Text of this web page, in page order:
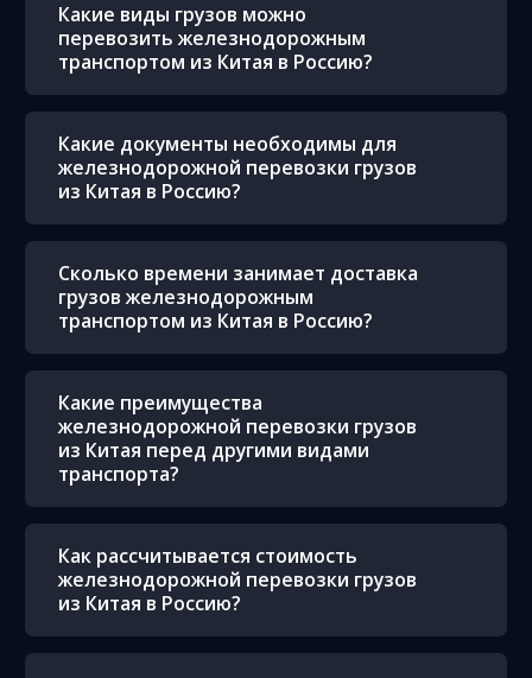
Какие виды грузов можно
перевозить железнодорожным
транспортом из Китая в Россию?
Какие документы необходимы для
железнодорожной перевозки грузов
из Китая в Россию?
Сколько времени занимает доставка
грузов железнодорожным
транспортом из Китая в Россию?
Какие преимущества
железнодорожной перевозки грузов
из Китая перед другими видами
транспорта?
Как рассчитывается стоимость
железнодорожной перевозки грузов
из Китая в Россию?